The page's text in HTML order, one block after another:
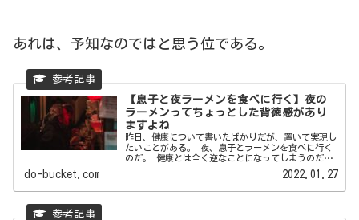
あれは、予知なのではと思う位である。
【息子と夜ラーメンを食べに行く】夜の
ラーメンってちょっとした背徳感があり
ますよね
昨日、健康について書いたばかりだが、置いて実現し
たいことがある。 夜、息子とラーメンを食べに行く
のだ。 健康とは全く逆なことになってしまうのだ
do-bucket.com 2022.01.27